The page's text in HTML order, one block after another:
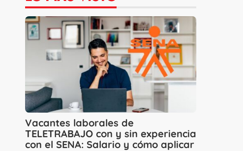
Vacantes laborales de
TELETRABAJO con y sin experiencia
con el SENA: Salario y cómo aplicar